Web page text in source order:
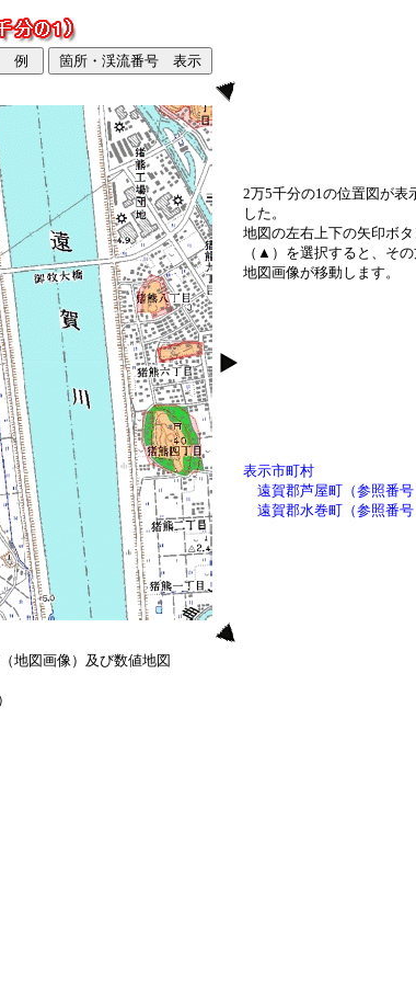
2万5千分の1の位置図が表
した。
地図の左右上下の矢印ボタ
（▲）を選択すると、そ
地図画像が移動します。
表示市町村
遠賀郡芦屋町（参照番号
遠賀郡水巻町（参照番号
地図画像）及び数値地図